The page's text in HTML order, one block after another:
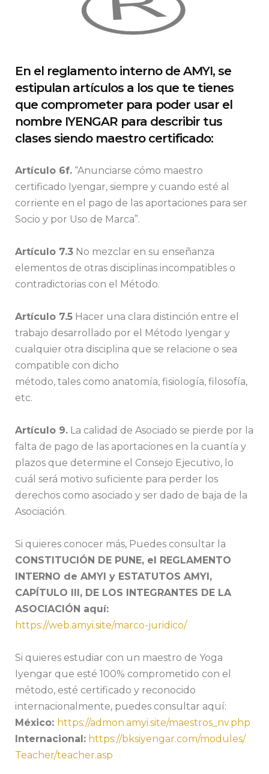
En el reglamento interno de AMYI, se
estipulan artículos a los que te tienes
que comprometer para poder usar el
nombre IYENGAR para describir tus
clases siendo maestro certificado:
Artículo 6f. “Anunciarse cómo maestro
certificado Iyengar, siempre y cuando esté al
corriente en el pago de las aportaciones para ser
Socio y por Uso de Marca”.
Artículo 7.3 No mezclar en su enseñanza
elementos de otras disciplinas incompatibles o
contradictorias con el Método.
Artículo 7.5 Hacer una clara distinción entre el
trabajo desarrollado por el Método Iyengar y
cualquier otra disciplina que se relacione o sea
compatible con dicho
método, tales como anatomía, fisiología, filosofía,
etc.
Artículo 9. La calidad de Asociado se pierde por la
falta de pago de las aportaciones en la cuantía y
plazos que determine el Consejo Ejecutivo, lo
cuál será motivo suficiente para perder los
derechos como asociado y ser dado de baja de la
Asociación.
Si quieres conocer más, Puedes consultar la
CONSTITUCIÓN DE PUNE, el REGLAMENTO
INTERNO de AMYI y ESTATUTOS AMYI,
CAPÍTULO III, DE LOS INTEGRANTES DE LA
ASOCIACIÓN aquí:
https://web.amyi.site/marco-juridico/
Si quieres estudiar con un maestro de Yoga
Iyengar que esté 100% comprometido con el
método, esté certificado y reconocido
internacionalmente, puedes consultar aquí:
México: https://admon.amyi.site/maestros_nv.php
Internacional: https://bksiyengar.com/modules/
Teacher/teacher.asp